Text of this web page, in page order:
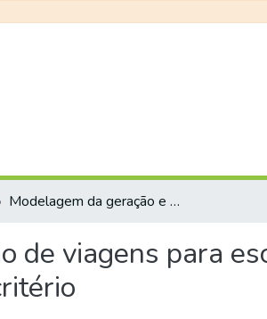
Modelagem da geração e distribuição de viagens para escolas utilizando cellular automata e avaliação multicritério
de viagens para